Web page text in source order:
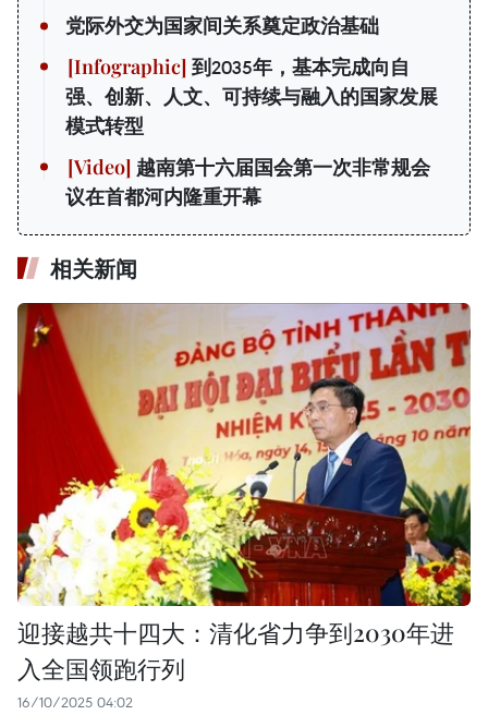
党际外交为国家间关系奠定政治基础
到2035年，基本完成向自
强、创新、人文、可持续与融入的国家发展
模式转型
越南第十六届国会第一次非常规会
议在首都河内隆重开幕
相关新闻
迎接越共十四大：清化省力争到2030年进
入全国领跑行列
16/10/2025 04:02